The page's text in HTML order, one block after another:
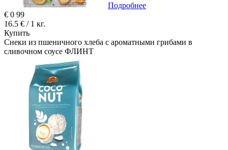
Подробнее
€ 0 99
16.5 € / 1 кг.
Купить
Снеки из пшеничного хлеба с ароматными грибами в
сливочном соусе ФЛИНТ